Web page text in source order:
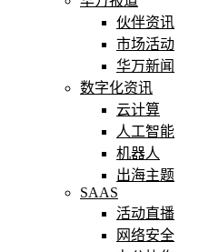
伙伴资讯
市场活动
华万新闻
数字化资讯
云计算
人工智能
机器人
出海主题
SAAS
活动直播
网络安全